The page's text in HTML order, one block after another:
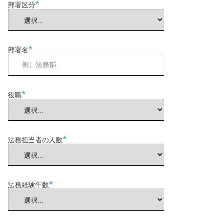
*
部署区分
*
部署名
*
役職
*
法務担当者の人数
*
法務経験年数